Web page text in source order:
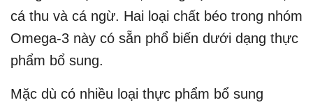
cá thu và cá ngừ. Hai loại chất béo trong nhóm
Omega-3 này có sẵn phổ biến dưới dạng thực
phẩm bổ sung.
Mặc dù có nhiều loại thực phẩm bổ sung